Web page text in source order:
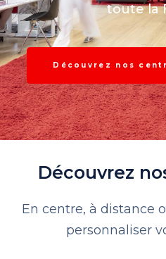
toute la
Découvrez nos
Découvrez
En centre, à distance
personnaliser